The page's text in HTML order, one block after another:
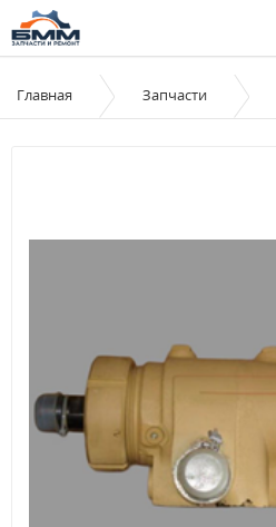
Главная Запчасти